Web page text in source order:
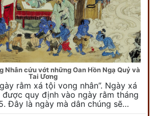
Nhân cứu vớt những Oan Hồn Ngạ Quỷ và
Tai Ương
rằm xá tội vong nhân”. Ngày xá
quy định vào ngày rằm tháng
Đây là ngày mà dân chúng sẽ…